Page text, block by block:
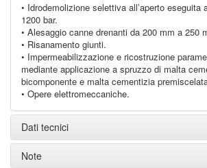
• Idrodemolizione selettiva all’aperto eseguita
1200 bar.
• Alesaggio canne drenanti da 200 mm a 250
• Risanamento giunti.
• Impermeabilizzazione e ricostruzione
mediante applicazione a spruzzo di malta
bicomponente e malta cementizia
• Opere elettromeccaniche.
Dati tecnici
Note